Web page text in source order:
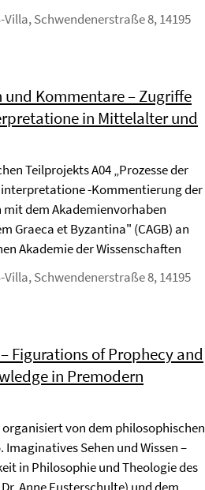
Schwendenerstraße 8, 14195
und Kommentare – Zugriffe
in Mittelalter und
Teilprojekts A04 „Prozesse der
-Kommentierung der
dem Akademienvorhaben
Graeca et Byzantina" (CAGB) an
Akademie der Wissenschaften
Schwendenerstraße 8, 14195
Figurations of Prophecy and
in Premodern
von dem philosophischen
Sehen und Wissen –
in Philosophie und Theologie des